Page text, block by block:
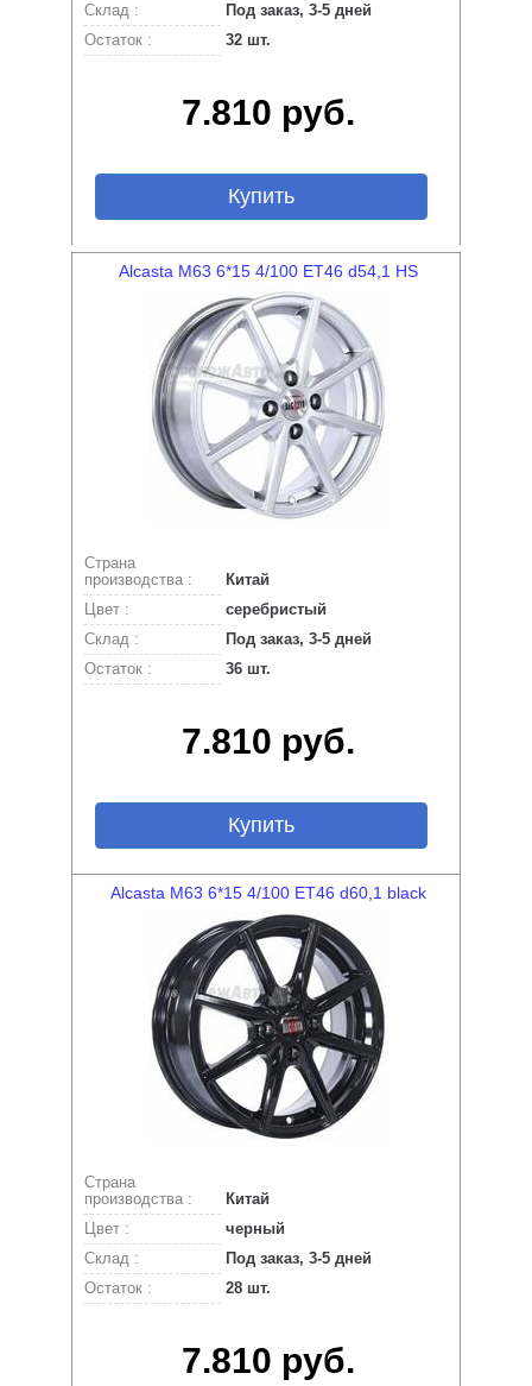
Склад :
Под заказ, 3-5 дней
Остаток :
32 шт.
7.810 руб.
Купить
Alcasta M63 6*15 4/100 ET46 d54,1 HS
Страна
производства :
Китай
Цвет :
серебристый
Склад :
Под заказ, 3-5 дней
Остаток :
36 шт.
7.810 руб.
Купить
Alcasta M63 6*15 4/100 ET46 d60,1 black
Страна
производства :
Китай
Цвет :
черный
Склад :
Под заказ, 3-5 дней
Остаток :
28 шт.
7.810 руб.